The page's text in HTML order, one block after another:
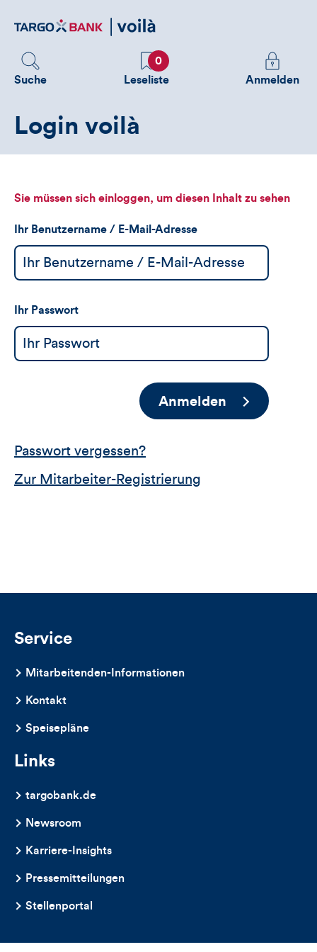
zum
Suche
Favoriten
0
Leseliste
Melden
Sie
sehen
Anmelden
Login voilà
Sie müssen sich einloggen, um diesen Inhalt zu sehen
Ihr Benutzername / E-Mail-Adresse
Ihr Passwort
Anmelden
Passwort vergessen?
Zur Mitarbeiter-Registrierung
Service
Mitarbeitenden-Informationen
Kontakt
Speisepläne
Links
targobank.de
Newsroom
Karriere-Insights
Pressemitteilungen
Stellenportal